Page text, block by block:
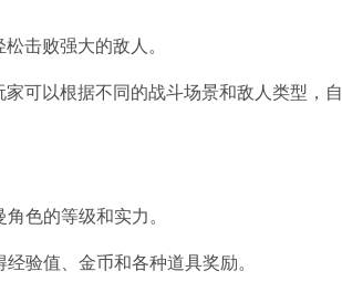
击败强大的敌人。
可以根据不同的战斗场景和敌人类型，自
色的等级和实力。
验值、金币和各种道具奖励。